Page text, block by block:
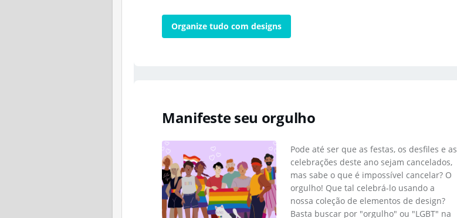
Organize tudo com designs
Manifeste seu orgulho
Pode até ser que as festas, os desfiles e as
celebrações deste ano sejam cancelados,
mas sabe o que é impossível cancelar? O
orgulho! Que tal celebrá-lo usando a
nossa coleção de elementos de design?
Basta buscar por "orgulho" ou "LGBT" na